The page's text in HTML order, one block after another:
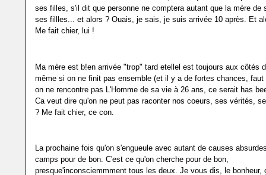
ses filles, s'il dit que personne ne comptera autant que la mère de
ses fillles... et alors ? Ouais, je sais, je suis arrivée 10 après. Et
Me fait chier, lui !
Ma mère est b!en arrivée "trop" tard etellel est toujours aux côtés
même si on ne finit pas ensemble (et il y a de fortes chances, faut
on ne rencontre pas L'Homme de sa vie à 26 ans, ce serait has
Ca veut dire qu'on ne peut pas raconter nos coeurs, ses vérités,
? Me fait chier, ce con.
La prochaine fois qu'on s'engueule avec autant de causes
camps pour de bon. C'est ce qu'on cherche pour de bon,
presque'inconsciemmment tous les deux. Je vous dis, le bonheur,